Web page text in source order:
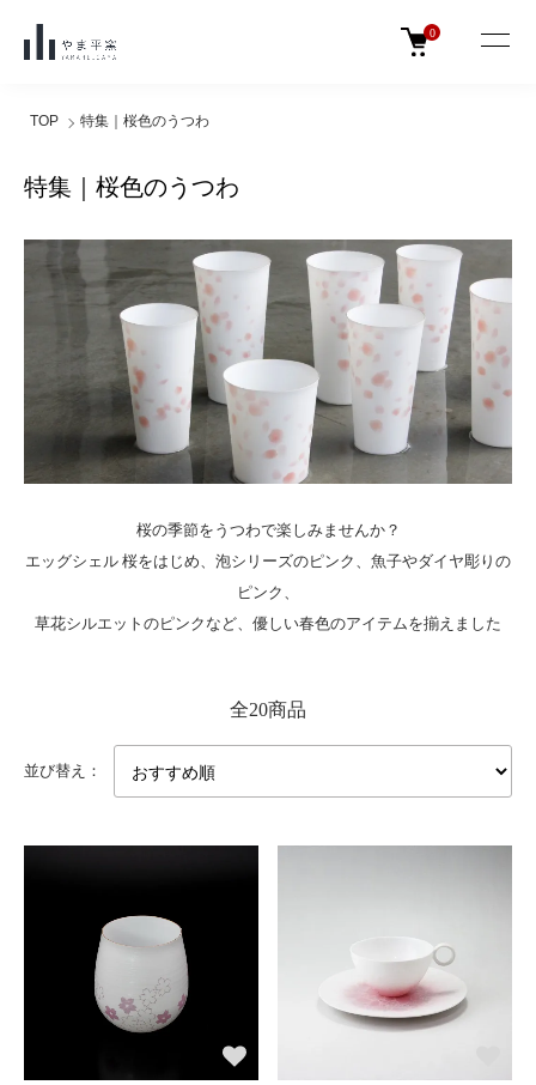
0
TOP 特集｜桜色のうつわ
特集｜桜色のうつわ
桜の季節をうつわで楽しみませんか？
エッグシェル 桜をはじめ、泡シリーズのピンク、魚子やダイヤ彫りの
ピンク、
草花シルエットのピンクなど、優しい春色のアイテムを揃えました
全20商品
並び替え：